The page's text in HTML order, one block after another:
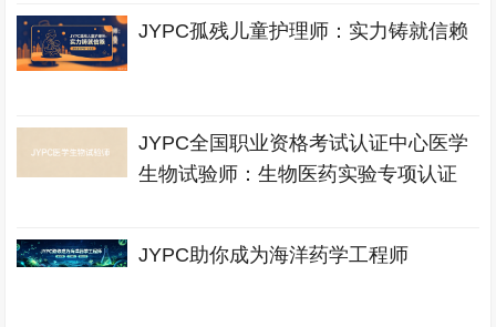
JYPC孤残儿童护理师：实力铸就信赖
JYPC全国职业资格考试认证中心医学
生物试验师：生物医药实验专项认证
JYPC助你成为海洋药学工程师